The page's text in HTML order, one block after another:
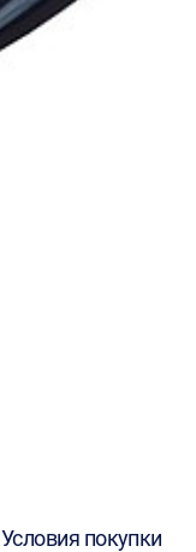
Условия покупки